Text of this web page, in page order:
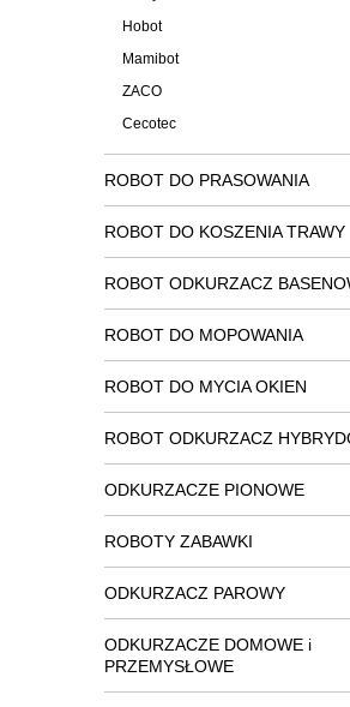
Hobot
Mamibot
ZACO
Cecotec
ROBOT DO PRASOWANIA
ROBOT DO KOSZENIA TRAWY
ROBOT ODKURZACZ
ROBOT DO MOPOWANIA
ROBOT DO MYCIA OKIEN
ROBOT ODKURZACZ
ODKURZACZE PIONOWE
ROBOTY ZABAWKI
ODKURZACZ PAROWY
ODKURZACZE DOMOWE i
PRZEMYSŁOWE